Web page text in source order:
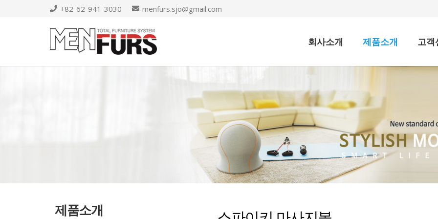
+82-62-941-3030 menfurs.sjo@gmail.com
회사소개 제품소개 고객
제품소개